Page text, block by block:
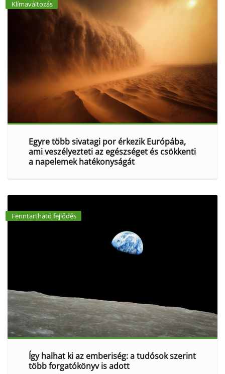
Klímaváltozás
Egyre több sivatagi por érkezik Európába,
ami veszélyezteti az egészséget és csökkenti
a napelemek hatékonyságát
Fenntartható fejlődés
Így halhat ki az emberiség: a tudósok szerint
több forgatókönyv is adott